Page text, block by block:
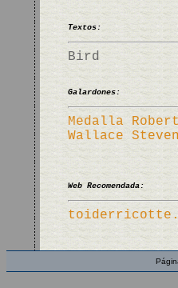
Textos:
Bird
Galardones:
Medalla
Wallace
Web Recomendada: